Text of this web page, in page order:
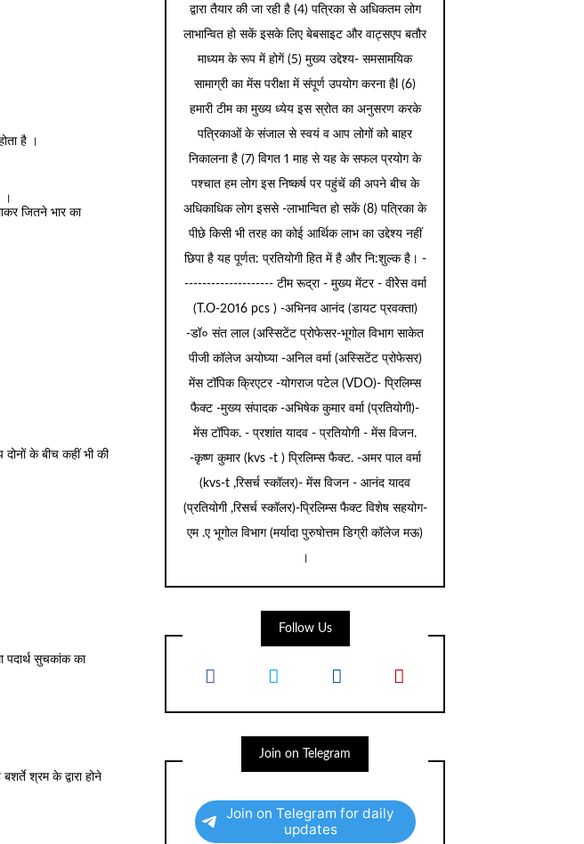
है ।
।
जितने भार का
दोनों के बीच कहीं भी की
पदार्थ सुचकांक का
श्रम के द्वारा होने
द्वारा तैयार की जा रही है (4) पत्रिका से अधिकतम लोग
लाभान्वित हो सकें इसके लिए बेबसाइट और वाट्सएप बतौर
माध्यम के रूप में होगें (5) मुख्य उद्देश्य- समसामयिक
सामाग्री का मेंस परीक्षा में संपूर्ण उपयोग करना हैl (6)
हमारी टीम का मुख्य ध्येय इस स्रोत का अनुसरण करके
पत्रिकाओं के संजाल से स्वयं व आप लोगों को बाहर
निकालना है (7) विगत 1 माह से यह के सफल प्रयोग के
पश्चात हम लोग इस निष्कर्ष पर पहुंचें की अपने बीच के
अधिकाधिक लोग इससे -लाभान्वित हो सकें (8) पत्रिका के
पीछे किसी भी तरह का कोई आर्थिक लाभ का उद्देश्य नहीं
छिपा है यह पूर्णत: प्रतियोगी हित में है और नि:शुल्क है। -
-------------------- टीम रूद्रा - मुख्य मेंटर - वीरेेस वर्मा
(T.O-2016 pcs ) -अभिनव आनंद (डायट प्रवक्ता)
-डॉ० संत लाल (अस्सिटेंट प्रोफेसर-भूगोल विभाग साकेत
पीजी कॉलेज अयोघ्या -अनिल वर्मा (अस्सिटेंट प्रोफेसर)
मेंस टॉपिक क्रिएटर -योगराज पटेल (VDO)- प्रिलिम्स
फैक्ट -मुख्य संपादक -अभिषेक कुमार वर्मा (प्रतियोगी)-
मेंस टॉपिक. - प्रशांत यादव - प्रतियोगी - मेंस विजन.
-कृष्ण कुमार (kvs -t ) प्रिलिम्स फैक्ट. -अमर पाल वर्मा
(kvs-t ,रिसर्च स्कॉलर)- मेंस विजन - आनंद यादव
(प्रतियोगी ,रिसर्च स्कॉलर)-प्रिलिम्स फैक्ट विशेष सहयोग-
एम .ए भूगोल विभाग (मर्यादा पुरुषोत्तम डिग्री कॉलेज मऊ)
।
Follow Us
Join on Telegram
Join on Telegram for daily
updates